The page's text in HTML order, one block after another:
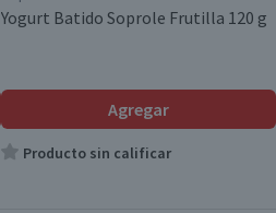
Yogurt Batido Soprole Frutilla 120 g
Agregar
Producto sin calificar